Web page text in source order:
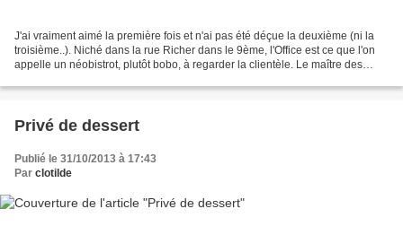
J'ai vraiment aimé la première fois et n'ai pas été déçue la deuxième (ni la
troisième..). Niché dans la rue Richer dans le 9ème, l'Office est ce que l'on
appelle un néobistrot, plutôt bobo, à regarder la clientèle. Le maître des
Privé de dessert
Publié le 31/10/2013 à 17:43
Par clotilde